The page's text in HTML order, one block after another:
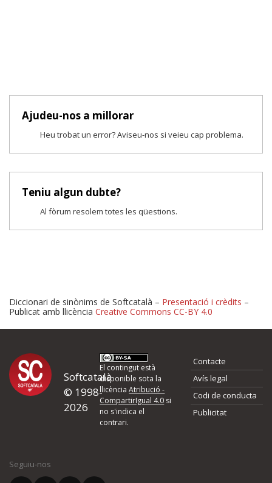
Ajudeu-nos a millorar
Heu trobat un error? Aviseu-nos si veieu cap problema.
Teniu algun dubte?
Al fòrum resolem totes les qüestions.
Proposeu-nos millores o
d'errors
Si heu trobat un error o voleu proposar alguna millora, ompliu els
quina és la millora que proposeu o l'error del qual voleu informar-
Diccionari de sinònims de Softcatalà – Presentació i crèdits –
Publicat amb llicència Creative Commons CC-BY 4.0
Softcatalà
© 1998-
2026
El contingut està
disponible sota la
llicènciaAtribució -
CompartirIgual 4.0 si
no s'indica el
contrari.
Contacte
Avís legal
Codi de conducta
Publicitat
Seguiu-nos